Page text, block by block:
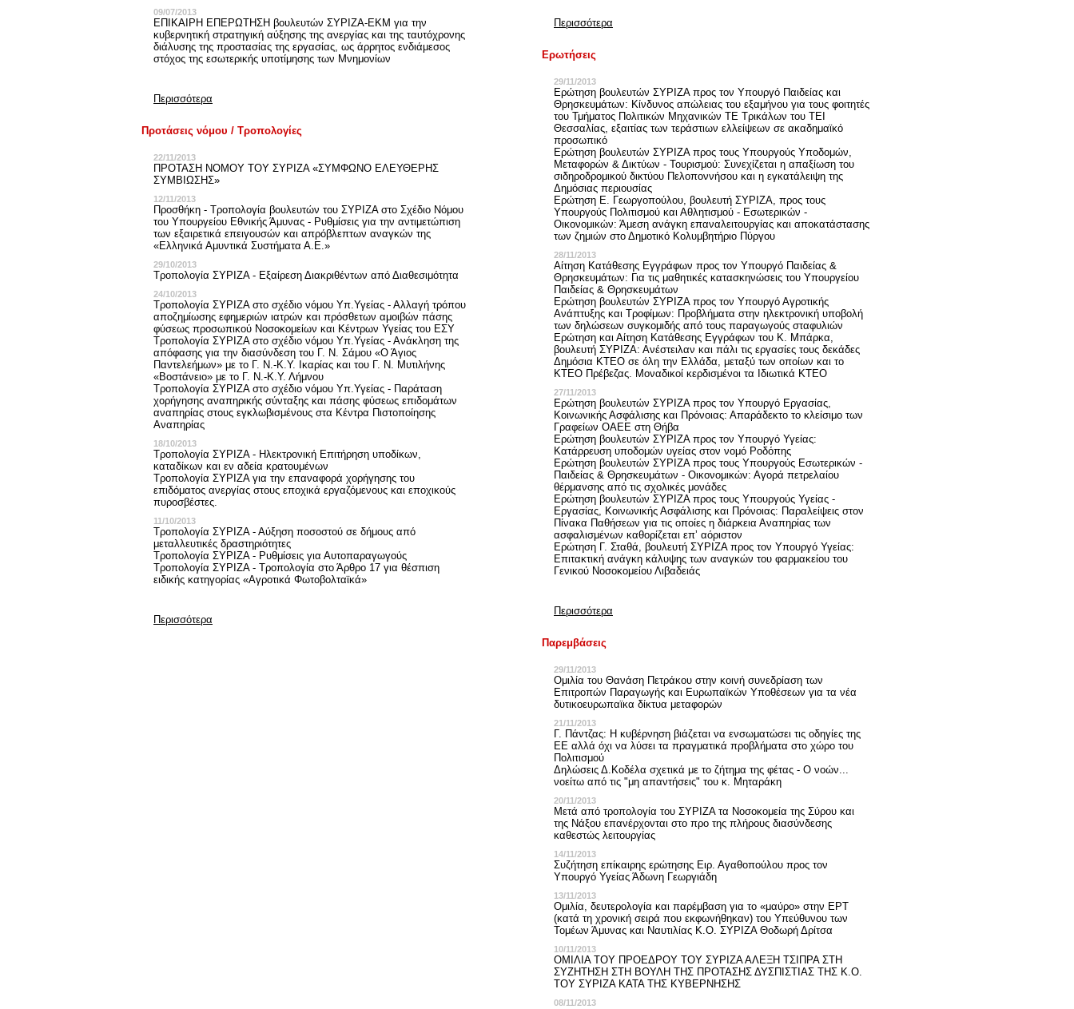
09/07/2013
ΕΠΙΚΑΙΡΗ ΕΠΕΡΩΤΗΣΗ βουλευτών ΣΥΡΙΖΑ-ΕΚΜ για την
κυβερνητική στρατηγική αύξησης της ανεργίας και της ταυτόχρονης
διάλυσης της προστασίας της εργασίας, ως άρρητος ενδιάμεσος
στόχος της εσωτερικής υποτίμησης των Μνημονίων
Περισσότερα
Προτάσεις νόμου / Τροπολογίες
22/11/2013
ΠΡΟΤΑΣΗ ΝΟΜΟΥ ΤΟΥ ΣΥΡΙΖΑ «ΣΥΜΦΩΝΟ ΕΛΕΥΘΕΡΗΣ
ΣΥΜΒΙΩΣΗΣ»
12/11/2013
Προσθήκη - Τροπολογία βουλευτών του ΣΥΡΙΖΑ στο Σχέδιο Νόμου
του Υπουργείου Εθνικής Άμυνας - Ρυθμίσεις για την αντιμετώπιση
των εξαιρετικά επειγουσών και απρόβλεπτων αναγκών της
«Ελληνικά Αμυντικά Συστήματα Α.Ε.»
29/10/2013
Τροπολογία ΣΥΡΙΖΑ - Εξαίρεση Διακριθέντων από Διαθεσιμότητα
24/10/2013
Τροπολογία ΣΥΡΙΖΑ στο σχέδιο νόμου Υπ.Υγείας - Αλλαγή τρόπου
αποζημίωσης εφημεριών ιατρών και πρόσθετων αμοιβών πάσης
φύσεως προσωπικού Νοσοκομείων και Κέντρων Υγείας του ΕΣΥ
Τροπολογία ΣΥΡΙΖΑ στο σχέδιο νόμου Υπ.Υγείας - Ανάκληση της
απόφασης για την διασύνδεση του Γ. Ν. Σάμου «Ο Άγιος
Παντελεήμων» με το Γ. Ν.-Κ.Υ. Ικαρίας και του Γ. Ν. Μυτιλήνης
«Βοστάνειο» με το Γ. Ν.-Κ.Υ. Λήμνου
Τροπολογία ΣΥΡΙΖΑ στο σχέδιο νόμου Υπ.Υγείας - Παράταση
χορήγησης αναπηρικής σύνταξης και πάσης φύσεως επιδομάτων
αναπηρίας στους εγκλωβισμένους στα Κέντρα Πιστοποίησης
Αναπηρίας
18/10/2013
Τροπολογία ΣΥΡΙΖΑ - Ηλεκτρονική Επιτήρηση υποδίκων,
καταδίκων και εν αδεία κρατουμένων
Τροπολογία ΣΥΡΙΖΑ για την επαναφορά χορήγησης του
επιδόματος ανεργίας στους εποχικά εργαζόμενους και εποχικούς
πυροσβέστες.
11/10/2013
Τροπολογία ΣΥΡΙΖΑ - Αύξηση ποσοστού σε δήμους από
μεταλλευτικές δραστηριότητες
Τροπολογία ΣΥΡΙΖΑ - Ρυθμίσεις για Αυτοπαραγωγούς
Τροπολογία ΣΥΡΙΖΑ - Τροπολογία στο Άρθρο 17 για θέσπιση
ειδικής κατηγορίας «Αγροτικά Φωτοβολταϊκά»
Περισσότερα
Περισσότερα
Ερωτήσεις
29/11/2013
Ερώτηση βουλευτών ΣΥΡΙΖΑ προς τον Υπουργό Παιδείας και
Θρησκευμάτων: Κίνδυνος απώλειας του εξαμήνου για τους φοιτητές
του Τμήματος Πολιτικών Μηχανικών ΤΕ Τρικάλων του ΤΕΙ
Θεσσαλίας, εξαιτίας των τεράστιων ελλείψεων σε ακαδημαϊκό
προσωπικό
Ερώτηση βουλευτών ΣΥΡΙΖΑ προς τους Υπουργούς Υποδομών,
Μεταφορών & Δικτύων - Τουρισμού: Συνεχίζεται η απαξίωση του
σιδηροδρομικού δικτύου Πελοποννήσου και η εγκατάλειψη της
Δημόσιας περιουσίας
Ερώτηση Ε. Γεωργοπούλου, βουλευτή ΣΥΡΙΖΑ, προς τους
Υπουργούς Πολιτισμού και Αθλητισμού - Εσωτερικών -
Οικονομικών: Άμεση ανάγκη επαναλειτουργίας και αποκατάστασης
των ζημιών στο Δημοτικό Κολυμβητήριο Πύργου
28/11/2013
Αίτηση Κατάθεσης Εγγράφων προς τον Υπουργό Παιδείας &
Θρησκευμάτων: Για τις μαθητικές κατασκηνώσεις του Υπουργείου
Παιδείας & Θρησκευμάτων
Ερώτηση βουλευτών ΣΥΡΙΖΑ προς τον Υπουργό Αγροτικής
Ανάπτυξης και Τροφίμων: Προβλήματα στην ηλεκτρονική υποβολή
των δηλώσεων συγκομιδής από τους παραγωγούς σταφυλιών
Ερώτηση και Αίτηση Κατάθεσης Εγγράφων του Κ. Μπάρκα,
βουλευτή ΣΥΡΙΖΑ: Ανέστειλαν και πάλι τις εργασίες τους δεκάδες
Δημόσια ΚΤΕΟ σε όλη την Ελλάδα, μεταξύ των οποίων και το
ΚΤΕΟ Πρέβεζας. Μοναδικοί κερδισμένοι τα Ιδιωτικά ΚΤΕΟ
27/11/2013
Ερώτηση βουλευτών ΣΥΡΙΖΑ προς τον Υπουργό Εργασίας,
Κοινωνικής Ασφάλισης και Πρόνοιας: Απαράδεκτο το κλείσιμο των
Γραφείων ΟΑΕΕ στη Θήβα
Ερώτηση βουλευτών ΣΥΡΙΖΑ προς τον Υπουργό Υγείας:
Κατάρρευση υποδομών υγείας στον νομό Ροδόπης
Ερώτηση βουλευτών ΣΥΡΙΖΑ προς τους Υπουργούς Εσωτερικών -
Παιδείας & Θρησκευμάτων - Οικονομικών: Αγορά πετρελαίου
θέρμανσης από τις σχολικές μονάδες
Ερώτηση βουλευτών ΣΥΡΙΖΑ προς τους Υπουργούς Υγείας -
Εργασίας, Κοινωνικής Ασφάλισης και Πρόνοιας: Παραλείψεις στον
Πίνακα Παθήσεων για τις οποίες η διάρκεια Αναπηρίας των
ασφαλισμένων καθορίζεται επʼ αόριστον
Ερώτηση Γ. Σταθά, βουλευτή ΣΥΡΙΖΑ προς τον Υπουργό Υγείας:
Επιτακτική ανάγκη κάλυψης των αναγκών του φαρμακείου του
Γενικού Νοσοκομείου Λιβαδειάς
Περισσότερα
Παρεμβάσεις
29/11/2013
Ομιλία του Θανάση Πετράκου στην κοινή συνεδρίαση των
Επιτροπών Παραγωγής και Ευρωπαϊκών Υποθέσεων για τα νέα
δυτικοευρωπαϊκα δίκτυα μεταφορών
21/11/2013
Γ. Πάντζας: Η κυβέρνηση βιάζεται να ενσωματώσει τις οδηγίες της
ΕΕ αλλά όχι να λύσει τα πραγματικά προβλήματα στο χώρο του
Πολιτισμού
Δηλώσεις Δ.Κοδέλα σχετικά με το ζήτημα της φέτας - Ο νοών...
νοείτω από τις "μη απαντήσεις" του κ. Μηταράκη
20/11/2013
Μετά από τροπολογία του ΣΥΡΙΖΑ τα Νοσοκομεία της Σύρου και
της Νάξου επανέρχονται στο προ της πλήρους διασύνδεσης
καθεστώς λειτουργίας
14/11/2013
Συζήτηση επίκαιρης ερώτησης Ειρ. Αγαθοπούλου προς τον
Υπουργό Υγείας Άδωνη Γεωργιάδη
13/11/2013
Ομιλία, δευτερολογία και παρέμβαση για το «μαύρο» στην ΕΡΤ
(κατά τη χρονική σειρά που εκφωνήθηκαν) του Υπεύθυνου των
Τομέων Άμυνας και Ναυτιλίας Κ.Ο. ΣΥΡΙΖΑ Θοδωρή Δρίτσα
10/11/2013
ΟΜΙΛΙΑ ΤΟΥ ΠΡΟΕΔΡΟΥ ΤΟΥ ΣΥΡΙΖΑ ΑΛΕΞΗ ΤΣΙΠΡΑ ΣΤΗ
ΣΥΖΗΤΗΣΗ ΣΤΗ ΒΟΥΛΗ ΤΗΣ ΠΡΟΤΑΣΗΣ ΔΥΣΠΙΣΤΙΑΣ ΤΗΣ Κ.Ο.
ΤΟΥ ΣΥΡΙΖΑ ΚΑΤΑ ΤΗΣ ΚΥΒΕΡΝΗΣΗΣ
08/11/2013